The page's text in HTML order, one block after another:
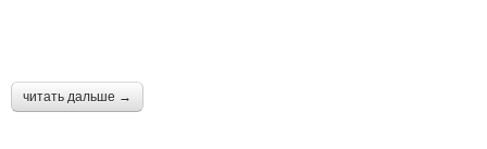
читать дальше →